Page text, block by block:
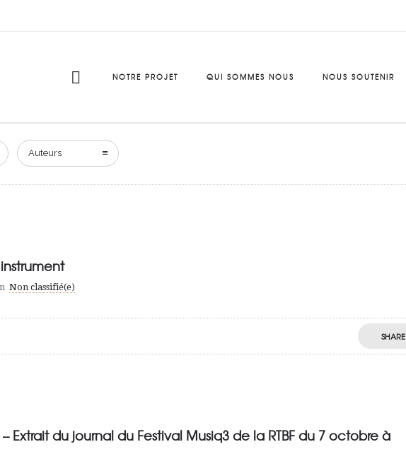
NOTRE PROJET QUI SOMMES NOUS NOUS SOUTENIR
Auteurs
Non classifié(e)
SHARE
Extrait du journal du Festival Musiq3 de la RTBF du 7 octobre à